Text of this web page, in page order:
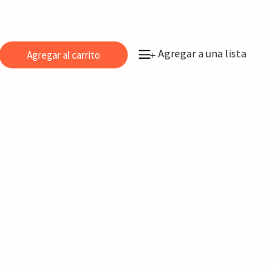
Agregar al carrito +Agregar a una lista